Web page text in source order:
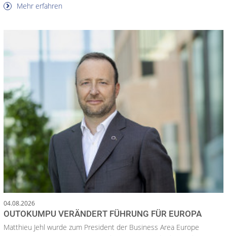
Mehr erfahren
04.08.2026
OUTOKUMPU VERÄNDERT FÜHRUNG FÜR EUROPA
Matthieu Jehl wurde zum President der Business Area Europe